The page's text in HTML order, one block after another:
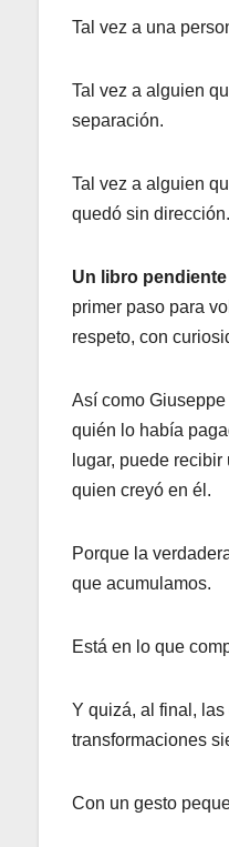
Tal vez a una
Tal vez a alguien
separación.
Tal vez a alguien
quedó sin dirección.
Un libro pendiente
primer paso para
respeto, con
Así como
quién lo había
lugar, puede
quien creyó en él.
Porque la
que acumulamos.
Está en lo que
Y quizá, al final, las
transformaciones
Con un gesto